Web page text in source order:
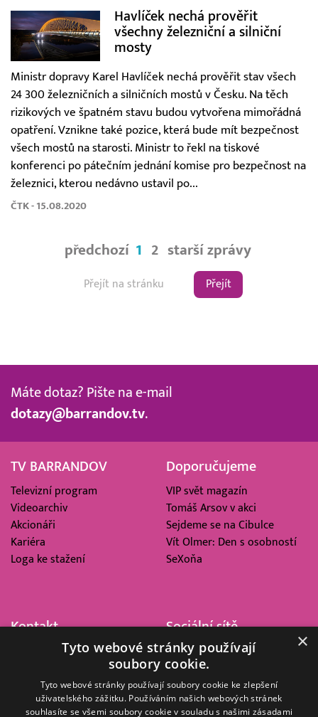
Havlíček nechá prověřit
všechny železniční a silniční
mosty
Ministr dopravy Karel Havlíček nechá prověřit stav všech
24 300 železničních a silničních mostů v Česku. Na těch
rizikových ve špatném stavu budou vytvořena mimořádná
opatření. Vznikne také pozice, která bude mít bezpečnost
všech mostů na starosti. Ministr to řekl na tiskové
konferenci po pátečním jednání komise pro bezpečnost na
železnici, kterou nedávno ustavil po...
ČTK - 15.08.2020
předchozí 1 2 starší zprávy
Přejít
Máte dotaz? Pište na e-mail
dotazy@barrandov.tv.
TV BARRANDOV
Televizní program
Videoarchiv
Akcionáři
Kariéra
Loga ke stažení
Doporučujeme
VIP svět magazín
Tomáš Arsov v akci
Sejdeme se na Cibulce
Vít Olmer: Den s osobností
SeXoňa
Kontakt
Barrandov Televizní Studio,
Kříženeckého nám. 322
152 00 Praha 5
Sociální sítě
×
Tyto webové stránky používají
soubory cookie.
Tyto webové stránky používají soubory cookie ke zlepšení
uživatelského zážitku. Používáním našich webových stránek
souhlasíte se všemi soubory cookie v souladu s našimi zásadami